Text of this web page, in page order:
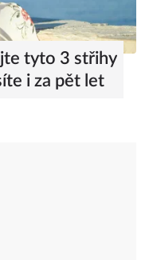
tyto 3 střihy
i za pět let